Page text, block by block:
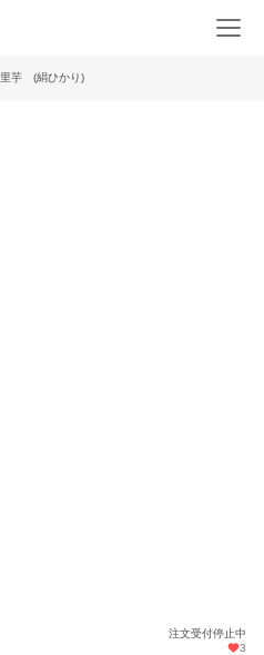
里芋 (絹ひかり)
注文受付停止中
3